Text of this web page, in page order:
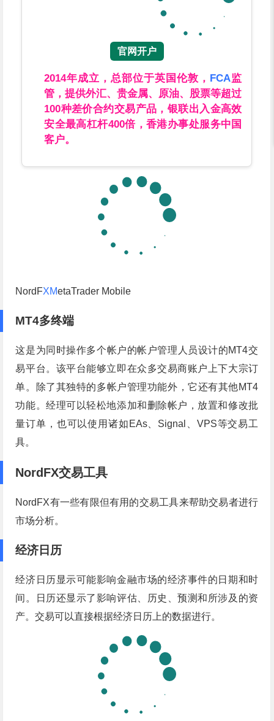
官网开户
2014年成立，总部位于英国伦敦， FCA监
管，提供外汇、贵金属、原油、股票等超过
100种差价合约交易产品，银联出入金高效
安全最高杠杆400倍，香港办事处服务中国
客户。
NordFXMetaTrader Mobile
MT4多终端
这是为同时操作多个帐户的帐户管理人员设计的MT4交
易平台。该平台能够立即在众多交易商账户上下大宗订
单。除了其独特的多帐户管理功能外，它还有其他MT4
功能。经理可以轻松地添加和删除帐户，放置和修改批
量订单，也可以使用诸如EAs、Signal、VPS等交易工
具。
NordFX交易工具
NordFX有一些有限但有用的交易工具来帮助交易者进行
市场分析。
经济日历
经济日历显示可能影响金融市场的经济事件的日期和时
间。日历还显示了影响评估、历史、预测和所涉及的资
产。交易可以直接根据经济日历上的数据进行。